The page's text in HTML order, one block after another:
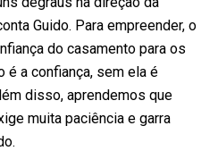
Guido. Para empreender, o
do casamento para os
é a confiança, sem ela é
disso, aprendemos que
muita paciência e garra